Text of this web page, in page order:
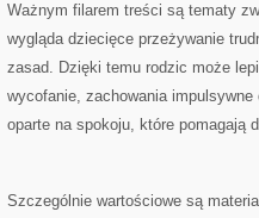
Ważnym filarem treści są tematy
wygląda dziecięce przeżywanie
zasad. Dzięki temu rodzic może
wycofanie, zachowania
oparte na spokoju, które pomagają
Szczególnie wartościowe są